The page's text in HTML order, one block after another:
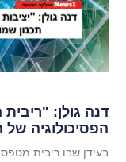
דנה גולן:
הפסיכולוגיה
בעידן שבו ריבית